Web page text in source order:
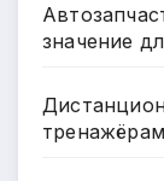
значение